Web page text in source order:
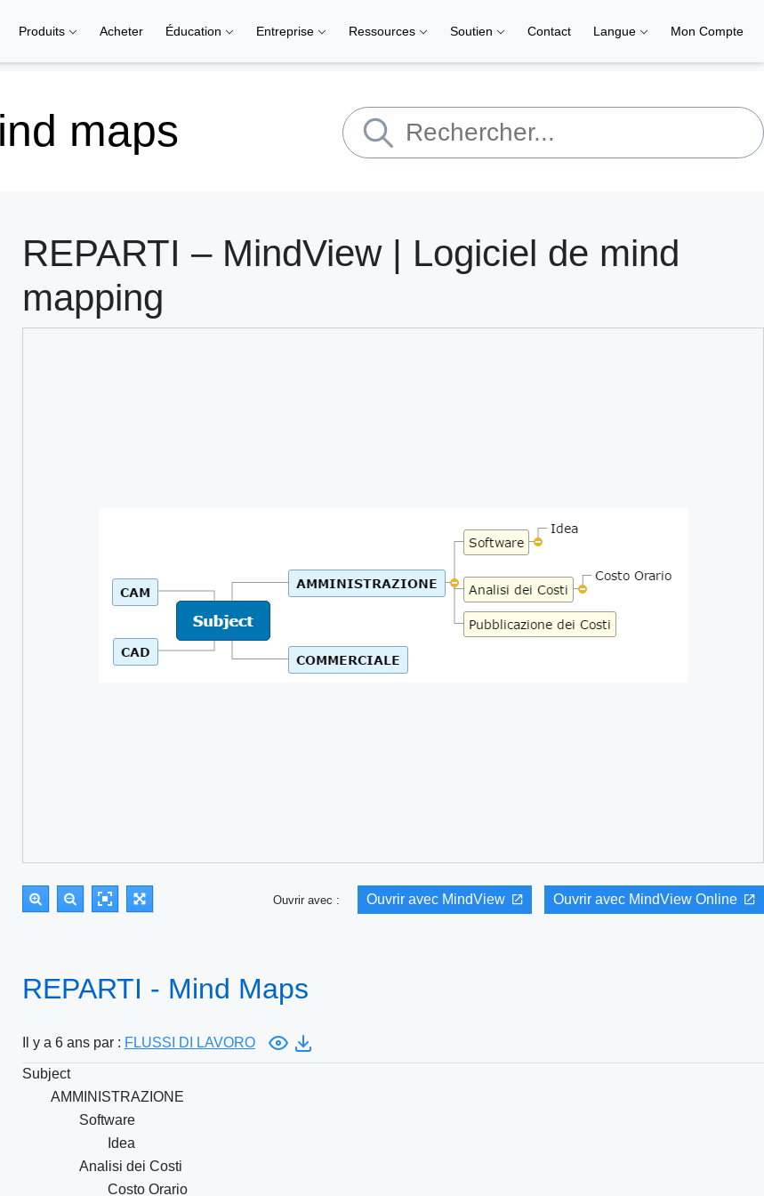
Produits Acheter Éducation Entreprise Ressources Soutien Contact Langue Mon Compte
maps
REPARTI – MindView | Logiciel de mind
mapping
Ouvrir avec : Ouvrir avec MindView Ouvrir avec MindView Online
REPARTI - Mind Maps
Il y a 6 ans par : FLUSSI DI LAVORO
Subject
AMMINISTRAZIONE
Software
Idea
Analisi dei Costi
Costo Orario